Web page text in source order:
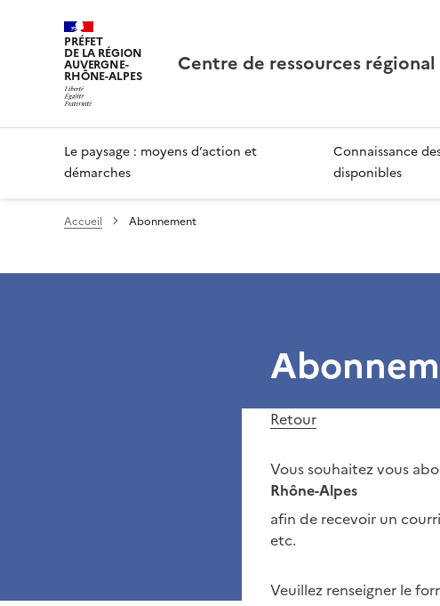
PRÉFET
DE LA RÉGION
AUVERGNE-
RHÔNE-ALPES Centre de ressources
Le paysage : moyens d’action et
démarches
Connaissance
disponibles
Accueil Abonnement
Retour
Vous souhaitez vous
Rhône-Alpes
afin de recevoir un
etc.
Veuillez renseigner le